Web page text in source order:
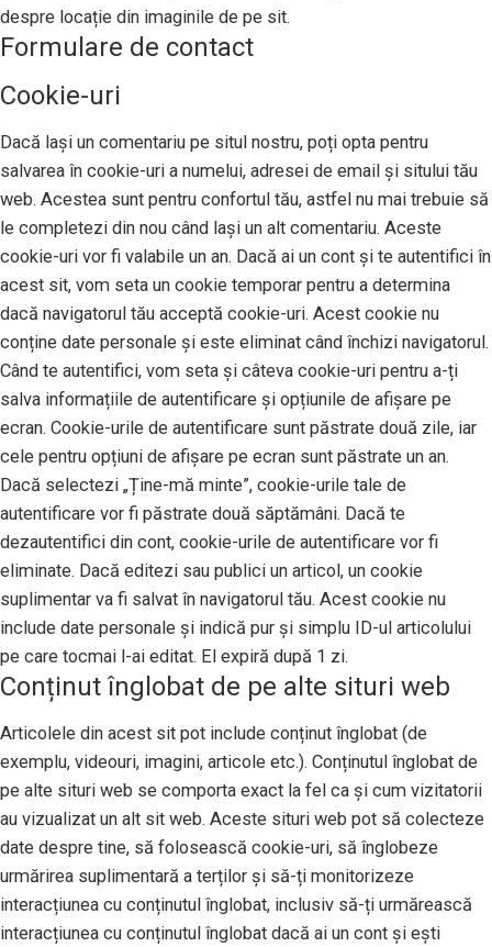
despre locație din imaginile de pe sit.
Formulare de contact
Cookie-uri
Dacă lași un comentariu pe situl nostru, poți opta pentru
salvarea în cookie-uri a numelui, adresei de email și sitului tău
web. Acestea sunt pentru confortul tău, astfel nu mai trebuie să
le completezi din nou când lași un alt comentariu. Aceste
cookie-uri vor fi valabile un an. Dacă ai un cont și te autentifici în
acest sit, vom seta un cookie temporar pentru a determina
dacă navigatorul tău acceptă cookie-uri. Acest cookie nu
conține date personale și este eliminat când închizi navigatorul.
Când te autentifici, vom seta și câteva cookie-uri pentru a-ți
salva informațiile de autentificare și opțiunile de afișare pe
ecran. Cookie-urile de autentificare sunt păstrate două zile, iar
cele pentru opțiuni de afișare pe ecran sunt păstrate un an.
Dacă selectezi „Ține-mă minte”, cookie-urile tale de
autentificare vor fi păstrate două săptămâni. Dacă te
dezautentifici din cont, cookie-urile de autentificare vor fi
eliminate. Dacă editezi sau publici un articol, un cookie
suplimentar va fi salvat în navigatorul tău. Acest cookie nu
include date personale și indică pur și simplu ID-ul articolului
pe care tocmai l-ai editat. El expiră după 1 zi.
Conținut înglobat de pe alte situri web
Articolele din acest sit pot include conținut înglobat (de
exemplu, videouri, imagini, articole etc.). Conținutul înglobat de
pe alte situri web se comporta exact la fel ca și cum vizitatorii
au vizualizat un alt sit web. Aceste situri web pot să colecteze
date despre tine, să folosească cookie-uri, să înglobeze
urmărirea suplimentară a terților și să-ți monitorizeze
interacțiunea cu conținutul înglobat, inclusiv să-ți urmărească
interacțiunea cu conținutul înglobat dacă ai un cont și ești